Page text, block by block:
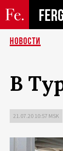
НОВОСТИ
В
21.07.20 10:57 MSK